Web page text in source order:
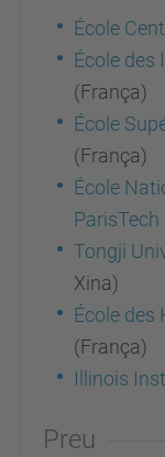
École
École des
(França)
École
(França)
École
ParisTech
Tongji
Xina)
École des
(França)
Illinois
Preu